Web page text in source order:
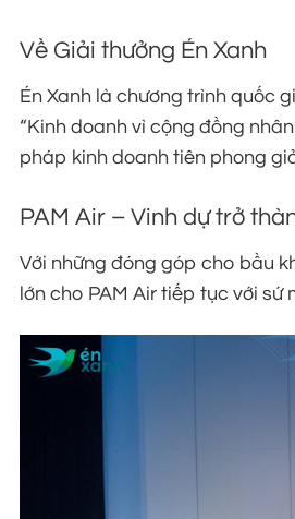
Về Giải thưởng Én Xanh
Én Xanh là chương trình quốc
“Kinh doanh vì cộng đồng
pháp kinh doanh tiên phong
PAM Air – Vinh dự trở
Với những đóng góp cho bầu
lớn cho PAM Air tiếp tục với